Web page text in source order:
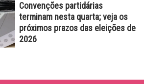
Convenções partidárias
terminam nesta quarta; veja os
próximos prazos das eleições de
2026